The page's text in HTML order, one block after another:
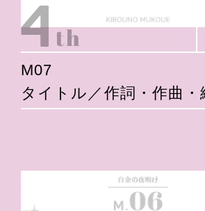
M07
タイトル／作詞・作曲・